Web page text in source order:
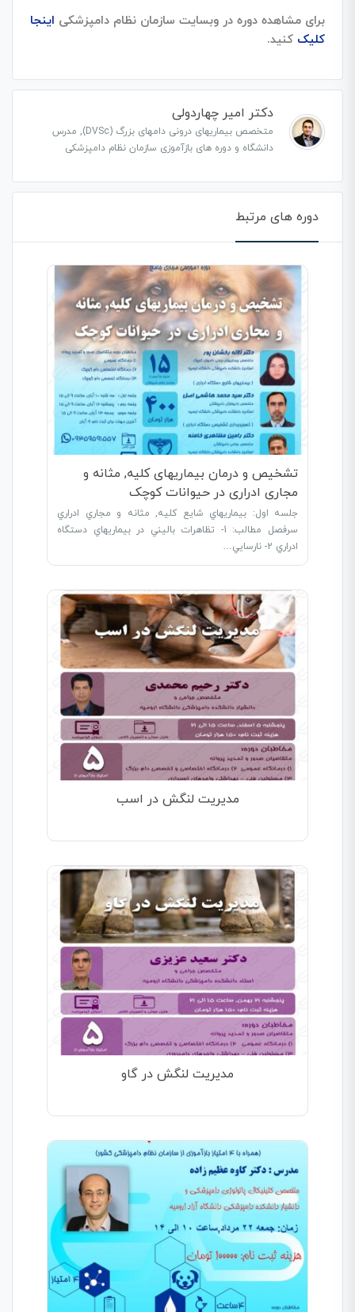
برای مشاهده دوره در وبسایت سازمان نظام دامپزشکی اینجا
کلیک کنید.
دکتر امیر چهاردولی
متخصص بیماریهای درونی دامهای بزرگ (DVSc), مدرس
دانشگاه و دوره های بازآموزی سازمان نظام دامپزشکی
دوره های مرتبط
تشخیص و درمان بیماریهای کلیه, مثانه و
مجاری ادراری در حیوانات کوچک
جلسه اول: بيماريهاي شايع کليه, مثانه و مجاري ادراري
سرفصل مطالب: 1- تظاهرات باليني در بيماريهاي دستگاه
ادراري 2- نارسايي…
مدیریت لنگش در اسب
مدیریت لنگش در گاو